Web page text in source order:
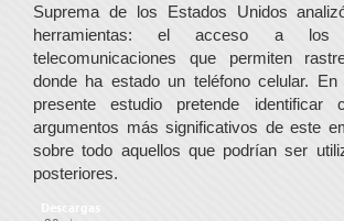
Suprema de los Estados Unidos
herramientas: el acceso a los
telecomunicaciones que permiten
donde ha estado un teléfono celular.
presente estudio pretende identificar
argumentos más significativos de este
sobre todo aquellos que podrían ser
posteriores.
Descargas